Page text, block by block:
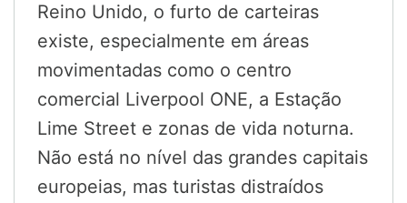
Reino Unido, o furto de carteiras
existe, especialmente em áreas
movimentadas como o centro
comercial Liverpool ONE, a Estação
Lime Street e zonas de vida noturna.
Não está no nível das grandes capitais
europeias, mas turistas distraídos